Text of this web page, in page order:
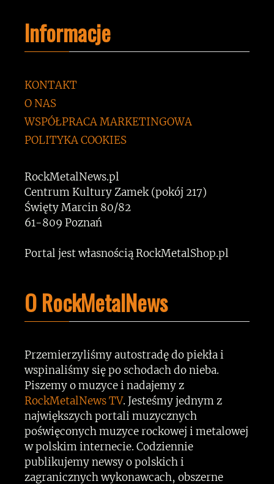
Informacje
KONTAKT
O NAS
WSPÓŁPRACA MARKETINGOWA
POLITYKA COOKIES
RockMetalNews.pl
Centrum Kultury Zamek (pokój 217)
Święty Marcin 80/82
61-809 Poznań
Portal jest własnością RockMetalShop.pl
O RockMetalNews
Przemierzyliśmy autostradę do piekła i
wspinaliśmy się po schodach do nieba.
Piszemy o muzyce i nadajemy z
RockMetalNews TV. Jesteśmy jednym z
największych portali muzycznych
poświęconych muzyce rockowej i metalowej
w polskim internecie. Codziennie
publikujemy newsy o polskich i
zagranicznych wykonawcach, obszerne